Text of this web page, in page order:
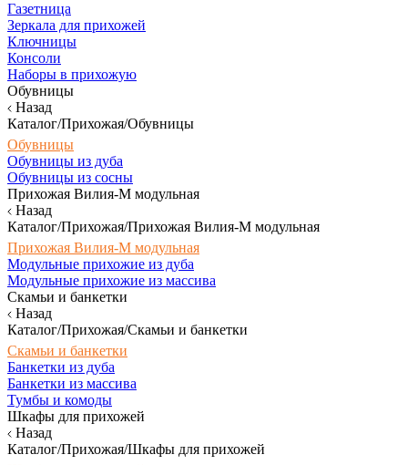
Газетница
Зеркала для прихожей
Ключницы
Консоли
Наборы в прихожую
Обувницы
Назад
Каталог/Прихожая/Обувницы
Обувницы
Обувницы из дуба
Обувницы из сосны
Прихожая Вилия-М модульная
Назад
Каталог/Прихожая/Прихожая Вилия-М модульная
Прихожая Вилия-М модульная
Модульные прихожие из дуба
Модульные прихожие из массива
Скамьи и банкетки
Назад
Каталог/Прихожая/Скамьи и банкетки
Скамьи и банкетки
Банкетки из дуба
Банкетки из массива
Тумбы и комоды
Шкафы для прихожей
Назад
Каталог/Прихожая/Шкафы для прихожей